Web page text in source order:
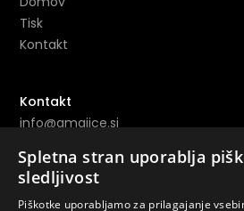
Tisk
Kontakt
Kontakt
info@amajice.si
Povezave
Spletna stran uporablja
sledljivost
Piškotke uporabljamo za prilagajanje